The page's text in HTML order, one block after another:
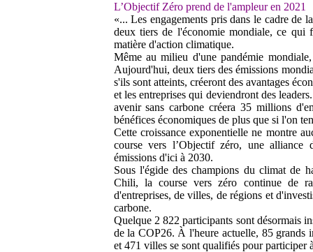
L’Objectif Zéro prend de l'ampleur en 2021
«... Les engagements pris dans le cadre de
deux tiers de l'économie mondiale, ce qui
matière d'action climatique.
Même au milieu d'une pandémie
Aujourd'hui, deux tiers des émissions
s'ils sont atteints, créeront des avantages
et les entreprises qui deviendront des
avenir sans carbone créera 35 millions
bénéfices économiques de plus que si l'on
Cette croissance exponentielle ne montre
course vers l’Objectif zéro, une alliance
émissions d'ici à 2030.
Sous l'égide des champions du climat de
Chili, la course vers zéro continue de
d'entreprises, de villes, de régions et
carbone.
Quelque 2 822 participants sont désormais
de la COP26. À l'heure actuelle, 85 grands
et 471 villes se sont qualifiés pour participer